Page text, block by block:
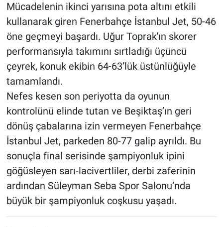
Mücadelenin ikinci yarısına pota altını etkili
kullanarak giren Fenerbahçe İstanbul Jet, 50-46
öne geçmeyi başardı. Uğur Toprak'ın skorer
performansıyla takımını sırtladığı üçüncü
çeyrek, konuk ekibin 64-63’lük üstünlüğüyle
tamamlandı.
Nefes kesen son periyotta da oyunun
kontrolünü elinde tutan ve Beşiktaş’ın geri
dönüş çabalarına izin vermeyen Fenerbahçe
İstanbul Jet, parkeden 80-77 galip ayrıldı. Bu
sonuçla final serisinde şampiyonluk ipini
göğüsleyen sarı-lacivertliler, derbi zaferinin
ardından Süleyman Seba Spor Salonu’nda
büyük bir şampiyonluk coşkusu yaşadı.